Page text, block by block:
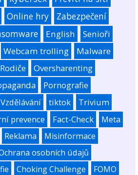
Online hry
Zabezpečení
English
Senioři
Webcam trolling
Malware
Rodiče
Oversharenting
Pornografie
Vzdělávání tiktok
Trivium
prevence Fact-Check
Meta
Reklama
Misinformace
osobních údajů
Choking Challenge
FOMO